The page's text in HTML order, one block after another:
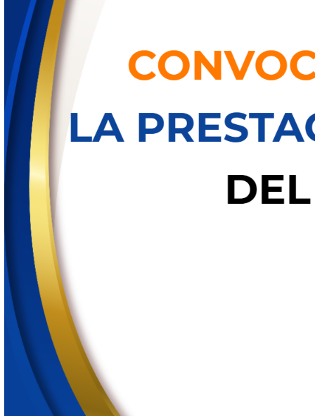
Archivos
FR-01-DI-VA-500-18-03 Rev B Formato de cedula de
personal no docente (1).xls
Convocatoria 1er trimestre 2026.pdf